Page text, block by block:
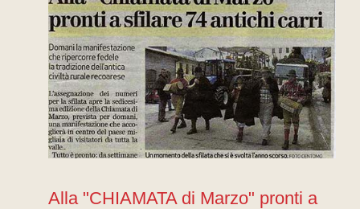
Alla "CHIAMATA di Marzo" pronti a